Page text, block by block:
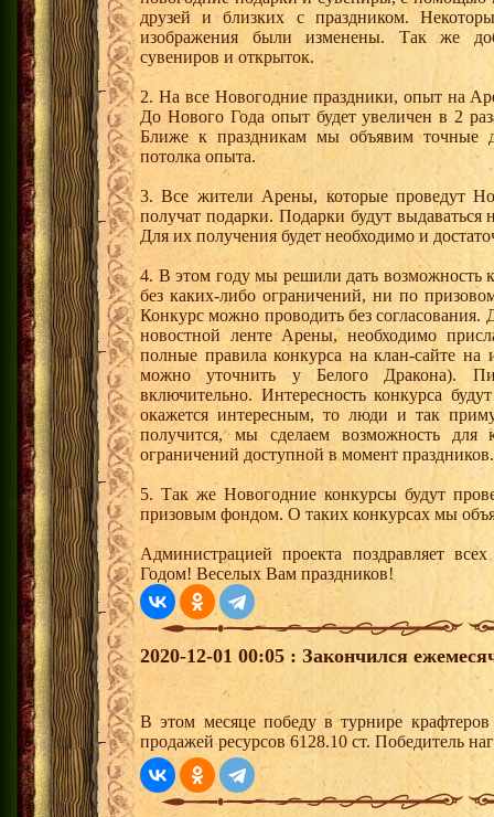
друзей и близких с праздником.
изображения были изменены. Так же
сувениров и открыток.
2. На все Новогодние праздники, опыт на
До Нового Года опыт будет увеличен в 2
Ближе к праздникам мы объявим точные
потолка опыта.
3. Все жители Арены, которые проведут
получат подарки. Подарки будут
Для их получения будет необходимо и
4. В этом году мы решили дать возможность
без каких-либо ограничений, ни по
Конкурс можно проводить без согласования.
новостной ленте Арены, необходимо
полные правила конкурса на клан-сайте
можно уточнить у Белого Дракона).
включительно. Интересность конкурса
окажется интересным, то люди и так
получится, мы сделаем возможность для
ограничений доступной в момент праздников.
5. Так же Новогодние конкурсы будут
призовым фондом. О таких конкурсах мы
Администрацией проекта поздравляет
Годом! Веселых Вам праздников!
2020-12-01 00:05 : Закончился
В этом месяце победу в турнире
продажей ресурсов 6128.10 ст. Победитель